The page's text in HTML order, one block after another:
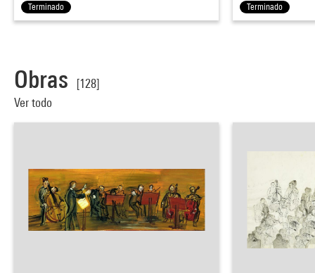
Terminado
Terminado
Obras
[128]
Ver todo